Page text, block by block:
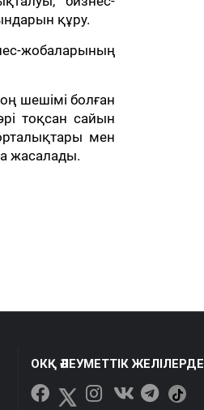
құру.
жобаларының
шешімі болған
тоқсан сайын
мен
жасалады.
ОКҚ ӘЛЕУМЕТТІК ЖЕЛІЛЕРДЕ